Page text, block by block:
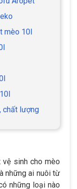
mèo 10l
chất lượng
vệ sinh cho mèo
những ai nuôi từ
những loại nào